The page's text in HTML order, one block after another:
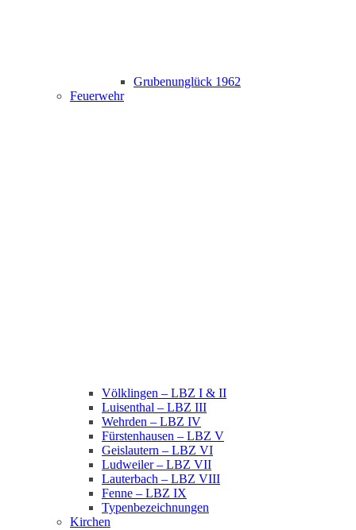
Grubenunglück 1962
Feuerwehr
Völklingen – LBZ I & II
Luisenthal – LBZ III
Wehrden – LBZ IV
Fürstenhausen – LBZ V
Geislautern – LBZ VI
Ludweiler – LBZ VII
Lauterbach – LBZ VIII
Fenne – LBZ IX
Typenbezeichnungen
Kirchen